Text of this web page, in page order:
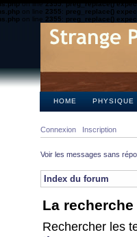
on line2355:preg_replace()
on line 2355: preg_replace()
on line 2355: preg_replace()
HOME PHYSIQUE
Connexion Inscription
Voir les messages sans
Index du forum
La
Rechercher les